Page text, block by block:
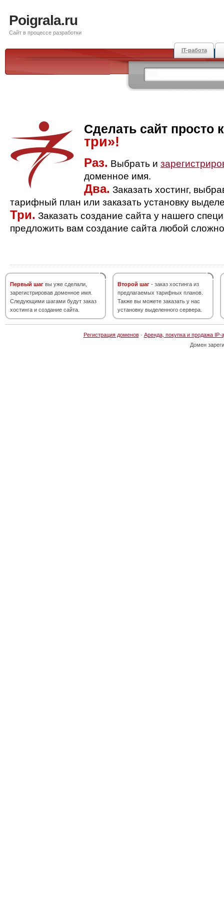
Poigrala.ru
Сайт в процессе разработки
IT-работа
Сделать сайт просто
три»!
Раз. Выбрать и
доменное имя.
Два. Заказать хостинг,
тарифный план или заказать установку
Три. Заказать создание сайта у нашего
предложить вам создание сайта любой
Первый шаг вы уже сделали,
зарегистрировав доменное имя.
Следующими шагами будут заказ
хостинга и создание сайта.
Второй шаг - заказ хостинга из
предлагаемых тарифных планов.
Также вы можете заказать у нас
установку выделенного сервера.
Регистрация доменов· Аренда, покупка и продажа IP-
Домен